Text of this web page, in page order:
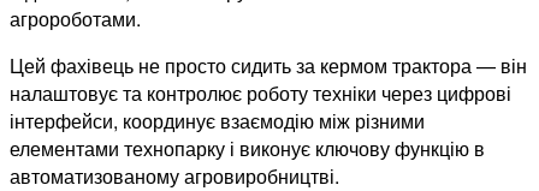
агророботами.
Цей фахівець не просто сидить за кермом трактора — він
налаштовує та контролює роботу техніки через цифрові
інтерфейси, координує взаємодію між різними
елементами технопарку і виконує ключову функцію в
автоматизованому агровиробництві.